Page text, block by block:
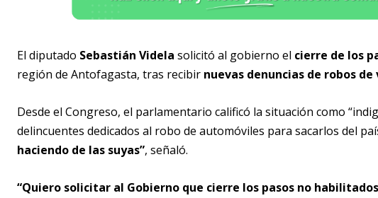
El diputado Sebastián Videla solicitó al gobierno el cierre de los
región de Antofagasta, tras recibir nuevas denuncias de robos de
Desde el Congreso, el parlamentario calificó la situación como
delincuentes dedicados al robo de automóviles para sacarlos del
haciendo de las suyas”, señaló.
“Quiero solicitar al Gobierno que cierre los pasos no